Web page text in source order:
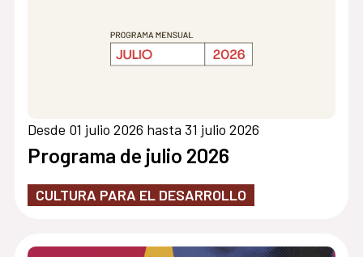
Desde 01 julio 2026 hasta 31 julio 2026
Programa de julio 2026
CULTURA PARA EL DESARROLLO